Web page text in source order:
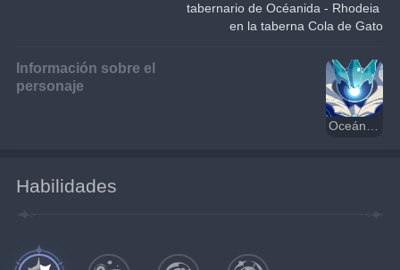
tabernario de Océanida - Rhodeia
en la taberna Cola de Gato
Información sobre el
personaje
Oceánida
Habilidades